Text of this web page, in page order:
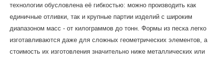
технологии обусловлена её гибкостью: можно производить как
единичные отливки, так и крупные партии изделий с широким
диапазоном масс - от килограммов до тонн. Формы из песка легко
изготавливаются даже для сложных геометрических элементов, а
стоимость их изготовления значительно ниже металлических или